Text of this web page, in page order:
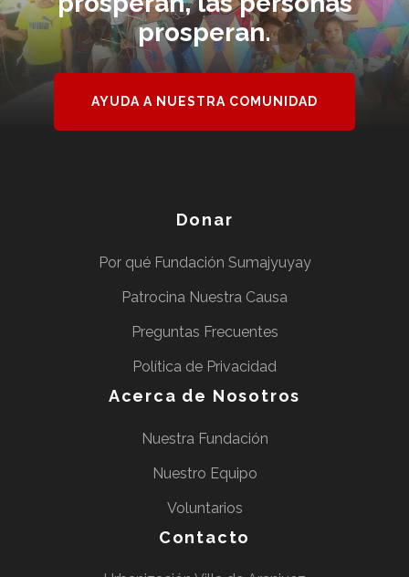
prosperan.
AYUDA A NUESTRA COMUNIDAD
Donar
Por qué Fundación Sumajyuyay
Patrocina Nuestra Causa
Preguntas Frecuentes
Política de Privacidad
Acerca de Nosotros
Nuestra Fundación
Nuestro Equipo
Voluntarios
Contacto